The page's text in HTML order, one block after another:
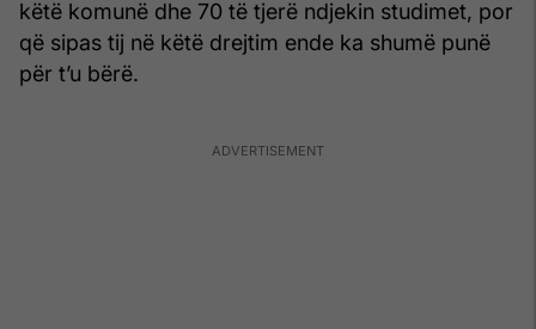
këtë komunë dhe 70 të tjerë ndjekin studimet, por
që sipas tij në këtë drejtim ende ka shumë punë
për t’u bërë.